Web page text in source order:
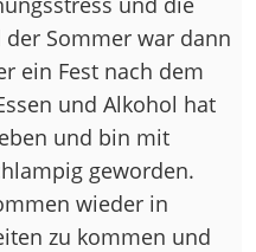
Sommer war dann
ein Fest nach dem
und Alkohol hat
und bin mit
geworden.
wieder in
zu kommen und